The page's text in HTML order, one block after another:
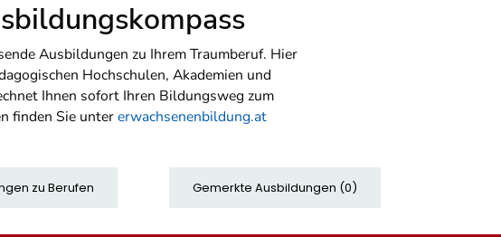
Ausbildungen zu Ihrem Traumberuf. Hier
Hochschulen, Akademien und
Ihnen sofort Ihren Bildungsweg zum
finden Sie untererwachsenenbildung.at
zu Berufen Gemerkte Ausbildungen (0)